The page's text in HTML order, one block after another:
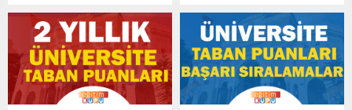
tablodan ulaşabilirsiniz.
Kültürel Miras ve Turizm (2
Yıllık) sıralama.2022 TYT AYT
(YKS) Taban Puanları,
Kontenjanları ve Başarı
Sıralamaları aşağıdaki
ulaşabilirsiniz. 2022 TYT
AYT (YKS) Taban Puanları ve
Başarı Sıralamaları son 4 yıla
ait veriler aşağıdaki
gibidir. Bu puanlar 2021,
2020, 2019 ve 2018 yıllarına